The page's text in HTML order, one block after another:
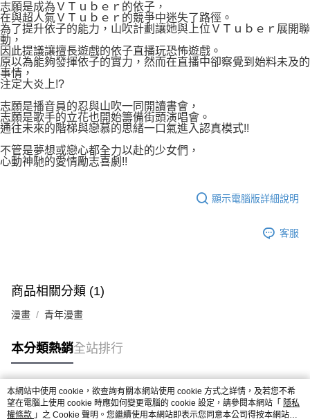
志願是成為ＶＴｕｂｅｒ的依子，
在與超人氣ＶＴｕｂｅｒ的競爭中迷失了路徑。
為了提升依子的能力，山吹計劃讓她與上位ＶＴｕｂｅｒ展開聯
動，
因此提議讓擅長遊戲的依子直播玩恐怖遊戲。
原以為能夠發揮依子的實力，然而在直播中卻察覺到始料未及的
事情，
注定大炎上!?
志願是播音員的忍與山吹一同開讀書會，
志願是歌手的立花也開始籌備街頭演唱會。
通往未來的階梯與戀慕的思緒一口氣進入認真模式!!
不管是夢想或戀心都全力以赴的少女們，
心動神馳的愛情勵志喜劇!!
顯示電腦版詳細說明
客服
商品相關分類 (1)
漫畫 青年漫畫
本分類熱銷全站排行
熱門標籤
本網站中使用 cookie，欲查詢有關本網站使用 cookie 方式之詳情，及若您不希
望在電腦上使用 cookie 時應如何變更電腦的 cookie 設定，請參閱本網站「 隱私
權條款 」之 Cookie 聲明。您繼續使用本網站即表示您同意本公司得按本網站使